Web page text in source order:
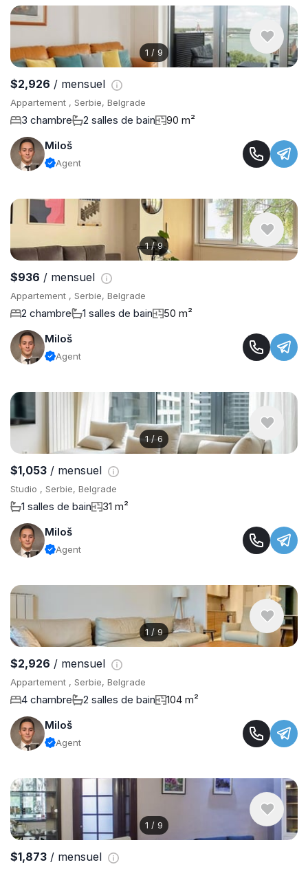
1 / 9
$2,926 / mensuel
Appartement , Serbie, Belgrade
3 chambre 2 salles de bain
90 m²
Miloš
Agent
1/9
$936 / mensuel
Appartement , Serbie, Belgrade
2 chambre 1 salles de bain
50 m²
Miloš
Agent
1/6
$1,053 / mensuel
Studio , Serbie, Belgrade
1 salles de bain
31 m²
Miloš
Agent
1 / 9
$2,926 / mensuel
Appartement , Serbie, Belgrade
4 chambre 2 salles de bain
104 m²
Miloš
Agent
1 / 9
$1,873 / mensuel